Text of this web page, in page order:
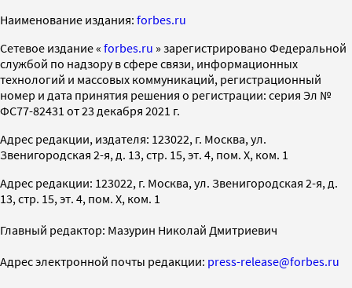
Наименование издания: forbes.ru
Cетевое издание « forbes.ru » зарегистрировано Федеральной
службой по надзору в сфере связи, информационных
технологий и массовых коммуникаций, регистрационный
номер и дата принятия решения о регистрации: серия Эл №
ФС77-82431 от 23 декабря 2021 г.
Адрес редакции, издателя: 123022, г. Москва, ул.
Звенигородская 2-я, д. 13, стр. 15, эт. 4, пом. X, ком. 1
Адрес редакции: 123022, г. Москва, ул. Звенигородская 2-я, д.
13, стр. 15, эт. 4, пом. X, ком. 1
Главный редактор: Мазурин Николай Дмитриевич
Адрес электронной почты редакции: press-release@forbes.ru